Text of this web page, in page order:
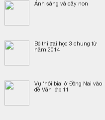
Ánh sáng và cây non
Bỏ thi đại học 3 chung từ
năm 2014
Vụ ‘hôi bia’ ở Đồng Nai vào
đề Văn lớp 11